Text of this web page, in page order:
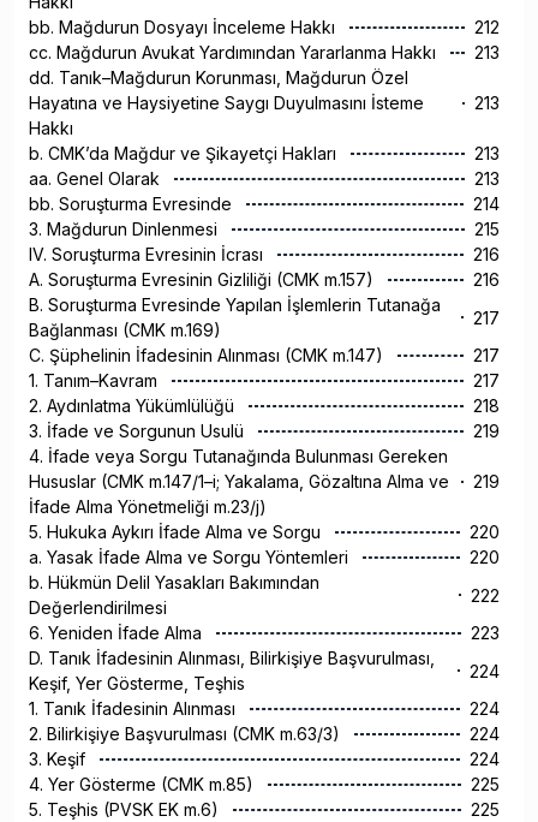
bb. Mağdurun Dosyayı İnceleme Hakkı
212
cc. Mağdurun Avukat Yardımından Yararlanma Hakkı
213
dd. Tanık–Mağdurun Korunması, Mağdurun Özel
Hayatına ve Haysiyetine Saygı Duyulmasını İsteme
Hakkı
213
b. CMK’da Mağdur ve Şikayetçi Hakları
213
aa. Genel Olarak
213
bb. Soruşturma Evresinde
214
3. Mağdurun Dinlenmesi
215
IV. Soruşturma Evresinin İcrası
216
A. Soruşturma Evresinin Gizliliği (CMK m.157)
216
B. Soruşturma Evresinde Yapılan İşlemlerin Tutanağa
Bağlanması (CMK m.169)
217
C. Şüphelinin İfadesinin Alınması (CMK m.147)
217
1. Tanım–Kavram
217
2. Aydınlatma Yükümlülüğü
218
3. İfade ve Sorgunun Usulü
219
4. İfade veya Sorgu Tutanağında Bulunması Gereken
Hususlar (CMK m.147/1–i; Yakalama, Gözaltına Alma ve
İfade Alma Yönetmeliği m.23/j)
219
5. Hukuka Aykırı İfade Alma ve Sorgu
220
a. Yasak İfade Alma ve Sorgu Yöntemleri
220
b. Hükmün Delil Yasakları Bakımından
Değerlendirilmesi
222
6. Yeniden İfade Alma
223
D. Tanık İfadesinin Alınması, Bilirkişiye Başvurulması,
Keşif, Yer Gösterme, Teşhis
224
1. Tanık İfadesinin Alınması
224
2. Bilirkişiye Başvurulması (CMK m.63/3)
224
3. Keşif
224
4. Yer Gösterme (CMK m.85)
225
5. Teşhis (PVSK EK m.6)
225